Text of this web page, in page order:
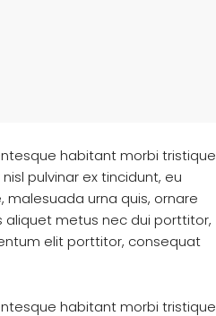
habitant morbi tristique
pulvinar ex tincidunt, eu
urna quis, ornare
aliquet metus nec dui porttitor,
elit porttitor, consequat
habitant morbi tristique